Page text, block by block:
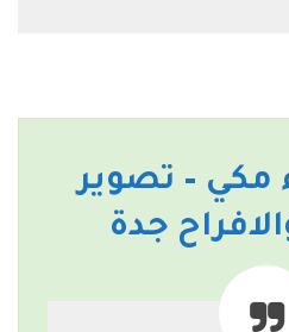
مكي – تصوير
جدة